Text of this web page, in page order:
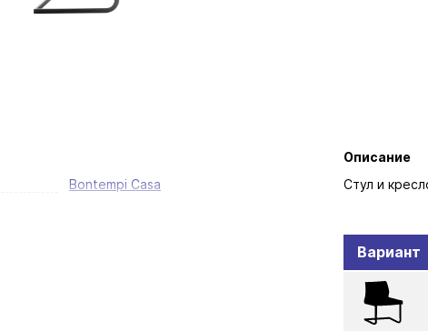
Bontempi Casa
Описание
Стул и
Вариант